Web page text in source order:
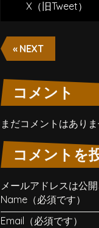
X（旧Tweet）
« NEXT
コメント
まだコメントはあり
コメントを
メールアドレスは公開
Name（必須です）
Email（必須です）